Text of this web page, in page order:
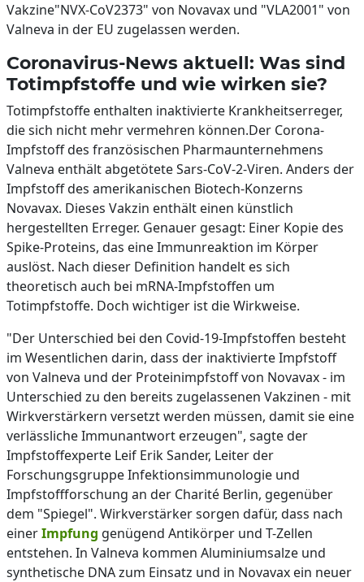
Vakzine"NVX-CoV2373" von Novavax und "VLA2001" von
Valneva in der EU zugelassen werden.
Coronavirus-News aktuell: Was sind
Totimpfstoffe und wie wirken sie?
Totimpfstoffe enthalten inaktivierte Krankheitserreger,
die sich nicht mehr vermehren können.Der Corona-
Impfstoff des französischen Pharmaunternehmens
Valneva enthält abgetötete Sars-CoV-2-Viren. Anders der
Impfstoff des amerikanischen Biotech-Konzerns
Novavax. Dieses Vakzin enthält einen künstlich
hergestellten Erreger. Genauer gesagt: Einer Kopie des
Spike-Proteins, das eine Immunreaktion im Körper
auslöst. Nach dieser Definition handelt es sich
theoretisch auch bei mRNA-Impfstoffen um
Totimpfstoffe. Doch wichtiger ist die Wirkweise.
"Der Unterschied bei den Covid-19-Impfstoffen besteht
im Wesentlichen darin, dass der inaktivierte Impfstoff
von Valneva und der Proteinimpfstoff von Novavax - im
Unterschied zu den bereits zugelassenen Vakzinen - mit
Wirkverstärkern versetzt werden müssen, damit sie eine
verlässliche Immunantwort erzeugen", sagte der
Impfstoffexperte Leif Erik Sander, Leiter der
Forschungsgruppe Infektionsimmunologie und
Impfstoffforschung an der Charité Berlin, gegenüber
dem "Spiegel". Wirkverstärker sorgen dafür, dass nach
einerImpfung genügend Antikörper und T-Zellen
entstehen. In Valneva kommen Aluminiumsalze und
synthetische DNA zum Einsatz und in Novavax ein neuer